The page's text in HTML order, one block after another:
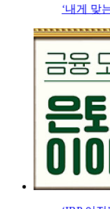
‘내게 맞